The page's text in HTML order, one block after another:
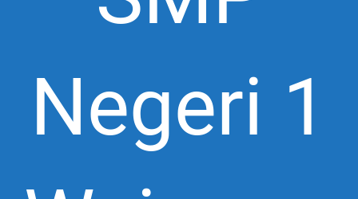
Negeri 1